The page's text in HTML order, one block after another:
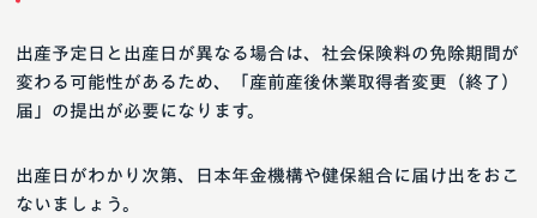
出産予定日と出産日が異なる場合は、社会保険料の免除期間が
変わる可能性があるため、「産前産後休業取得者変更（終了）
届」の提出が必要になります。
出産日がわかり次第、日本年金機構や健保組合に届け出をおこ
ないましょう。